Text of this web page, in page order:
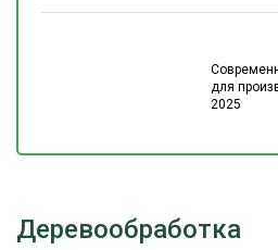
для
2025
Деревообработка